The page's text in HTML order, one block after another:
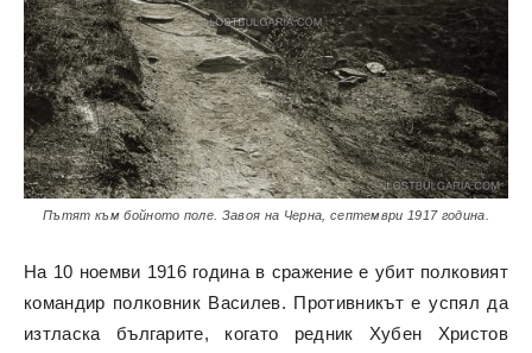
Пътят към бойното поле. Завоя на Черна, септември 1917 година.
На 10 ноемви 1916 година в сражение е убит полковият
командир полковник Василев. Противникът е успял да
изтласка българите, когато редник Хубен Христов